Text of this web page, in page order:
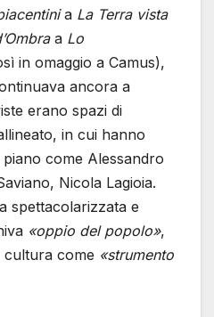
a La Terra vista
a Lo
in omaggio a Camus),
ancora a
erano spazi di
in cui hanno
come Alessandro
Nicola Lagioia.
spettacolarizzata e
«oppio del popolo»,
cultura come «strumento